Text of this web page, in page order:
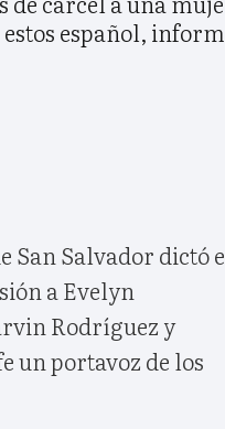
estos español,
San Salvador dictó
a Evelyn
Rodríguez y
un portavoz de los